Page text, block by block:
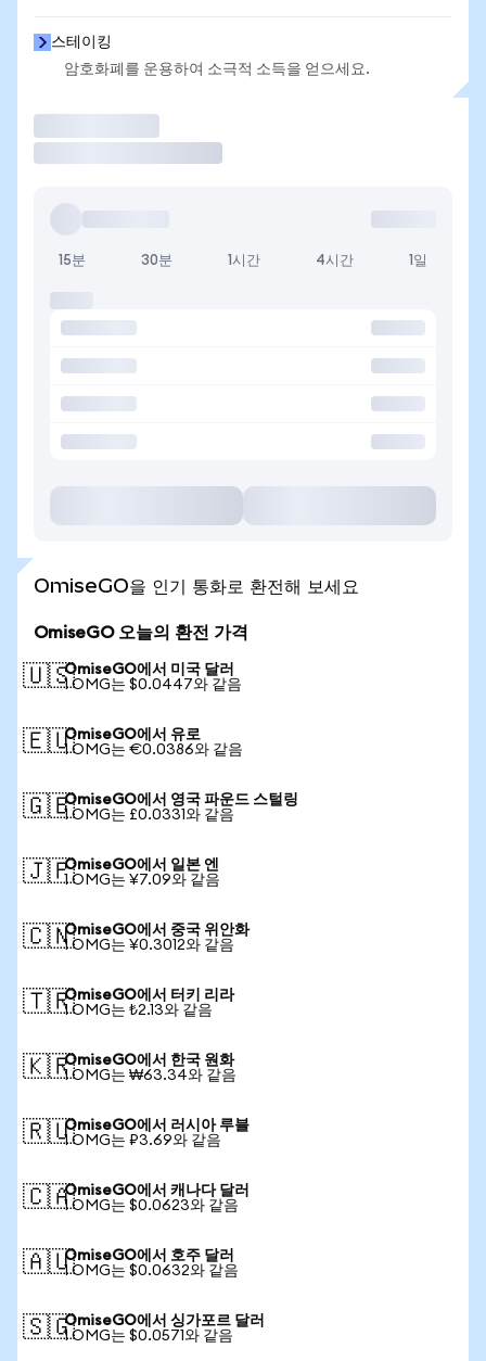
스테이킹
암호화폐를 운용하여 소극적 소득을 얻으세요.
15분 30분 1시간 4시간 1일
OmiseGO을 인기 통화로 환전해 보세요
OmiseGO 오늘의 환전 가격
🇺🇸OmiseGO에서 미국 달러
1 OMG는 $0.0447와 같음
🇪🇺OmiseGO에서 유로
1 OMG는 €0.0386와 같음
🇬🇧OmiseGO에서 영국 파운드 스털링
1 OMG는 £0.0331와 같음
🇯🇵OmiseGO에서 일본 엔
1 OMG는 ¥7.09와 같음
🇨🇳OmiseGO에서 중국 위안화
1 OMG는 ¥0.3012와 같음
🇹🇷OmiseGO에서 터키 리라
1 OMG는 ₺2.13와 같음
🇰🇷OmiseGO에서 한국 원화
1 OMG는 ₩63.34와 같음
🇷🇺OmiseGO에서 러시아 루블
1 OMG는 ₽3.69와 같음
🇨🇦OmiseGO에서 캐나다 달러
1 OMG는 $0.0623와 같음
🇦🇺OmiseGO에서 호주 달러
1 OMG는 $0.0632와 같음
🇸🇬OmiseGO에서 싱가포르 달러
1 OMG는 $0.0571와 같음